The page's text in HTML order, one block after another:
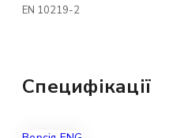
EN 10219-2
Специфікації